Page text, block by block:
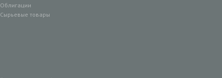
Облигации
Сырьевые товары